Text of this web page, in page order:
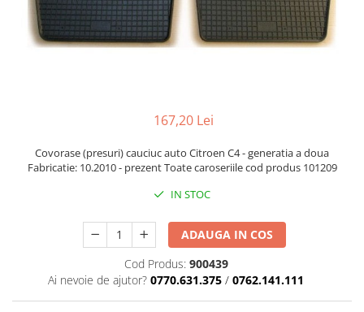
Inele boxe auto
Rame radio 1DIN
Conectori Difuzoare
Difuzoare, boxe auto coaxiale
Insonorizant Auto
Sigurante
167,20 Lei
Covorase (presuri) cauciuc auto Citroen C4 - generatia a doua
Fabricatie: 10.2010 - prezent Toate caroseriile cod produs 101209
IN STOC
ADAUGA IN COS
Cod Produs: 900439
Ai nevoie de ajutor? 0770.631.375 / 0762.141.111